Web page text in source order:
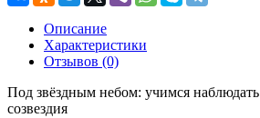
Описание
Характеристики
Отзывов (0)
Под звёздным небом: учимся
созвездия